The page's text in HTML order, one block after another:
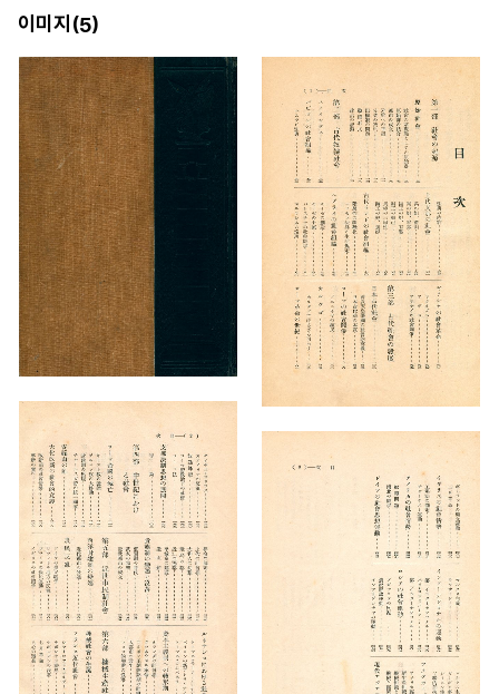
이미지(5)